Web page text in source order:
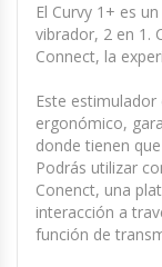
El Curvy 1+ es
vibrador, 2 en 1.
Connect, la
Este
ergonómico,
donde tienen
Podrás utilizar
Conenct, una
interacción a
función de